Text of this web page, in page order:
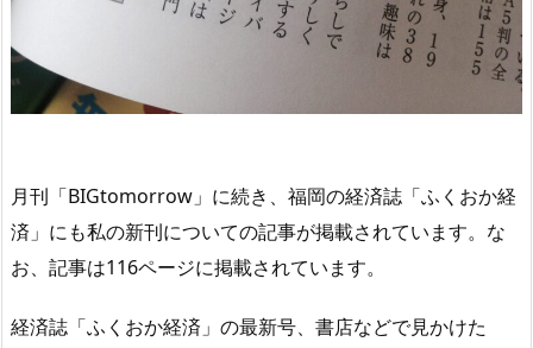
月刊「BIGtomorrow」に続き、福岡の経済誌「ふくおか経
済」にも私の新刊についての記事が掲載されています。な
お、記事は116ページに掲載されています。
経済誌「ふくおか経済」の最新号、書店などで見かけた